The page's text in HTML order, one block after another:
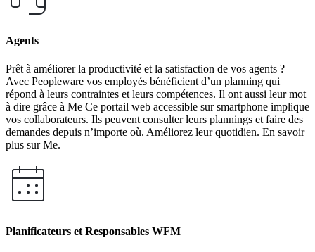
Agents
Prêt à améliorer la productivité et la satisfaction de vos agents ?
Avec Peopleware vos employés bénéficient d’un planning qui
répond à leurs contraintes et leurs compétences. Il ont aussi leur mot
à dire grâce à Me Ce portail web accessible sur smartphone implique
vos collaborateurs. Ils peuvent consulter leurs plannings et faire des
demandes depuis n’importe où. Améliorez leur quotidien. En savoir
plus sur Me.
Planificateurs et Responsables WFM